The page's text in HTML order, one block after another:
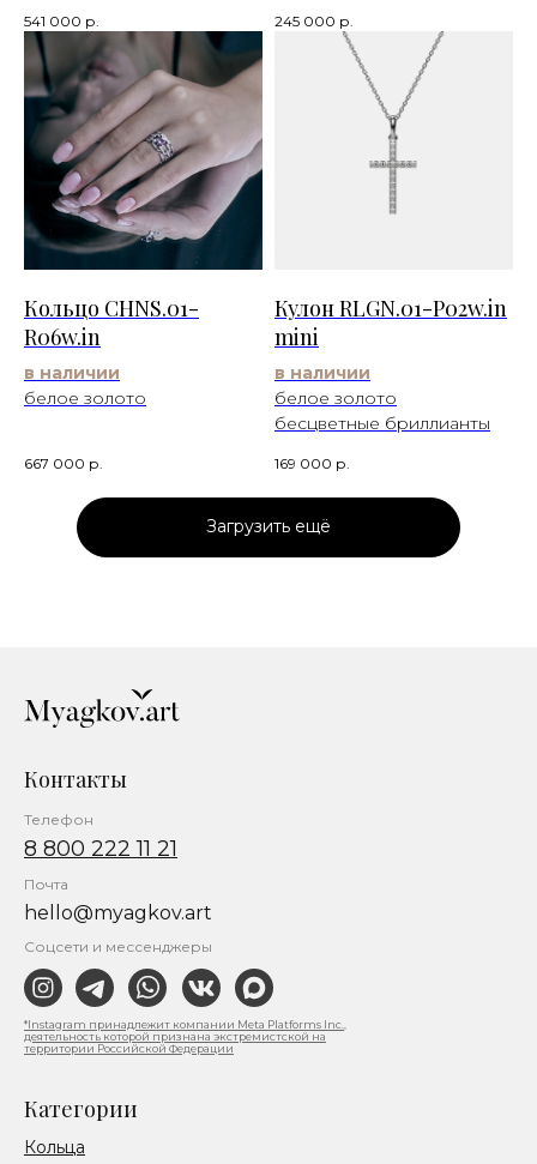
541 000 р. 245 000 р.
Кольцо CHNS.01-
R06w.in
в наличии
белое золото
667 000 р.
Кулон RLGN.01-P02w.in
mini
в наличии
белое золото
бесцветные бриллианты
169 000 р.
Загрузить ещё
Контакты
Категории
Телефон
Кольца
Соцсети и мессенджеры
hello@myagkov.art
Почта
8 800 222 11 21
*Instagram принадлежит компании Meta Platforms Inc.,
деятельность которой признана экстремистской на
территории Российской Федерации